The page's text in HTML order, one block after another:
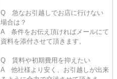
Q 急なお引越しでお店に行けない
場合は？
A 条件をお伝え頂ければメールにて
資料を添付させて頂きます。
Q 賃料や初期費用を抑えたい
A 他社様より安く、お引越しが出来